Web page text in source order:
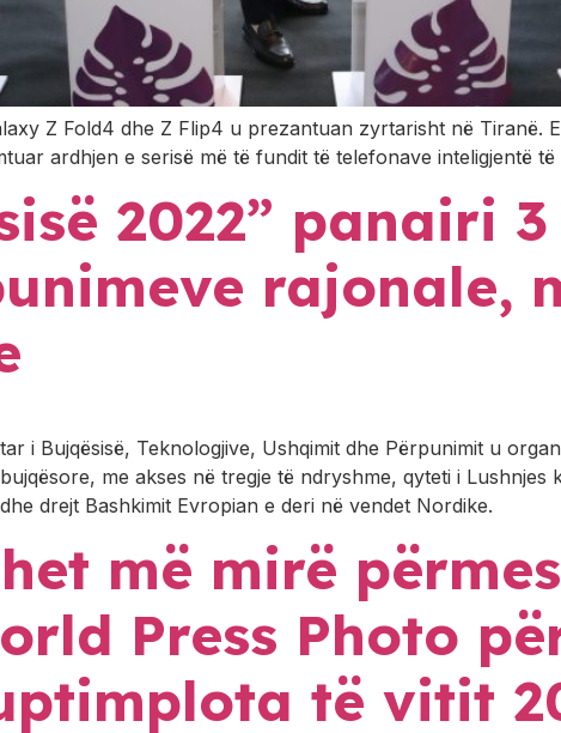
Z Fold4 dhe Z Flip4 u prezantuan zyrtarisht në Tiranë.
ardhjen e serisë më të fundit të telefonave inteligjentë të
2022” panairi
rajonale,
i Bujqësisë, Teknologjive, Ushqimit dhe Përpunimit u
me akses në tregje të ndryshme, qyteti i
drejt Bashkimit Evropian e deri në vendet Nordike.
më mirë
Press Photo
të vitit